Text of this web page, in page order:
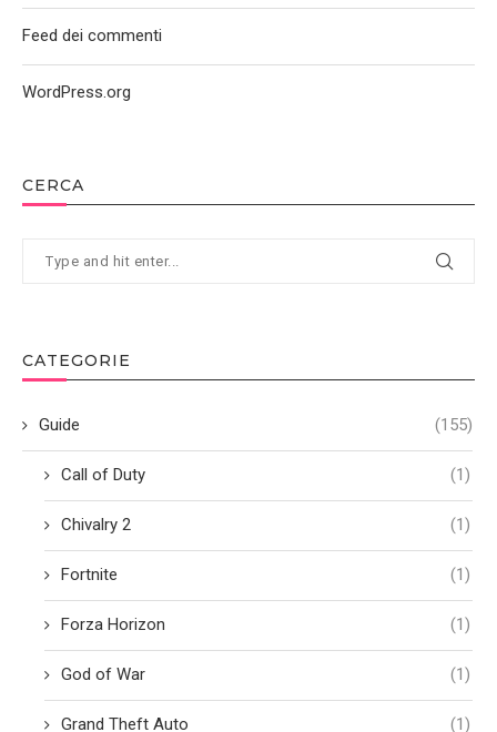
CERCA
CATEGORIE
Guide (155)
Call of Duty (1)
Chivalry 2 (1)
Fortnite (1)
Forza Horizon (1)
God of War (1)
Grand Theft Auto (1)
Feed dei commenti
WordPress.org